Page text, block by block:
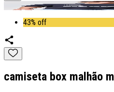
43% off
camiseta box malhão